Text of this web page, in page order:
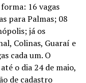
16 vagas
para Palmas; 08
já os
Colinas, Guaraí e
cada um. O
o dia 24 de maio,
de cadastro